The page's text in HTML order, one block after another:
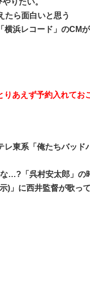
りたい。
たら面白いと思う
浜レコード」のCM
あえず予約入れてお
東系「俺たちバッド
…?「呉村安太郎」
)」に西井監督が歌っ